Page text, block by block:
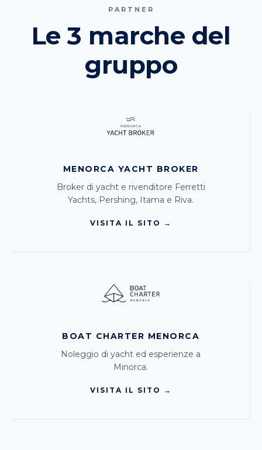
PARTNER
Le 3 marche del
gruppo
MENORCA YACHT BROKER
Broker di yacht e rivenditore Ferretti
Yachts, Pershing, Itama e Riva.
VISITA IL SITO →
BOAT CHARTER MENORCA
Noleggio di yacht ed esperienze a
Minorca.
VISITA IL SITO →